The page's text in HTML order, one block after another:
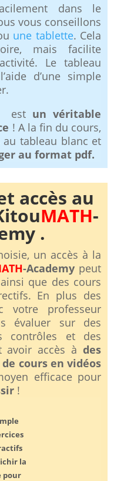
dans le
vous conseillons
une tablette. Cela
mais facilite
Le tableau
d’une simple
est un véritable
! A la fin du cours,
au tableau blanc et
au format pdf.
accès au
MATH-
.
un accès à la
-Academypeut
que des cours
En plus des
votre professeur
évaluer sur des
contrôles et des
avoir accès àdes
cours en vidéos
efficace pour
!
la
pour